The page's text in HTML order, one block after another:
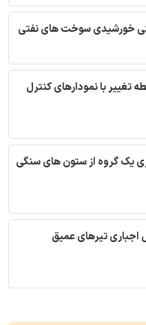
خورشیدی سوخت های نفتی
با نمودارهای کنترل
یک گروه از ستون های سنگی
اجباری تیرهای عمیق